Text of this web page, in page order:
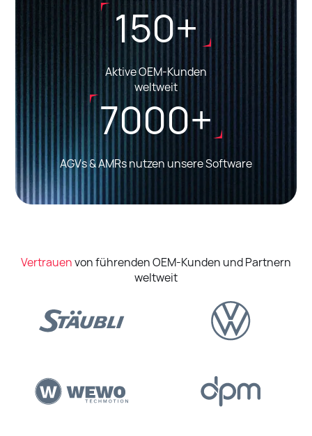
150+
Aktive OEM-Kunden
weltweit
7000+
AGVs & AMRs nutzen unsere Software
Vertrauenvon führenden OEM-Kunden und Partnern
weltweit